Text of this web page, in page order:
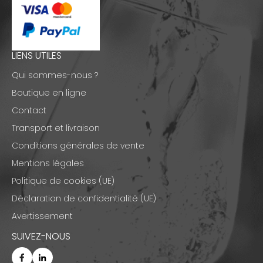
LIENS UTILES
Qui sommes-nous ?
Boutique en ligne
Contact
Transport et livraison
Conditions générales de vente
Mentions légales
Politique de cookies (UE)
Déclaration de confidentialité (UE)
Avertissement
SUIVEZ-NOUS